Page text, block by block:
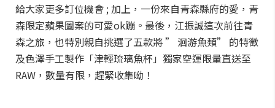
給大家更多訂位機會 ; 加上，一份來自青森縣府的愛，青
森限定蘋果圖案的可愛ok蹦。最後，江振誠這次前往青
森之旅，也特別親自挑選了五款將 ” 洄游魚類” 的特徵
及色澤手工製作「津輕琉璃魚杯」獨家空運限量直送至
RAW，數量有限，趕緊收集呦！